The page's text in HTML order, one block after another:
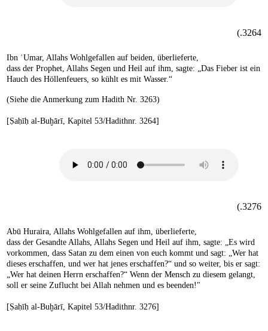
3264.)
Ibn ʿUmar, Allahs Wohlgefallen auf beiden, überlieferte,
dass der Prophet, Allahs Segen und Heil auf ihm, sagte: „Das Fieber ist ein
Hauch des Höllenfeuers, so kühlt es mit Wasser.“
(Siehe die Anmerkung zum Hadith Nr. 3263)
[Ṣaḥīḥ al-Buḫārī, Kapitel 53/Hadithnr. 3264]
3276.)
Abū Huraira, Allahs Wohlgefallen auf ihm, überlieferte,
dass der Gesandte Allahs, Allahs Segen und Heil auf ihm, sagte: „Es wird
vorkommen, dass Satan zu dem einen von euch kommt und sagt: „Wer hat
dieses erschaffen, und wer hat jenes erschaffen?“ und so weiter, bis er sagt:
„Wer hat deinen Herrn erschaffen?“ Wenn der Mensch zu diesem gelangt,
soll er seine Zuflucht bei Allah nehmen und es beenden!"
[Ṣaḥīḥ al-Buḫārī, Kapitel 53/Hadithnr. 3276]